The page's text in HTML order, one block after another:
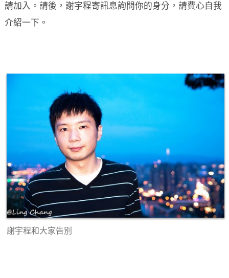
請加入。請後，謝宇程寄訊息詢問你的身分，請費心自我
介紹一下。
謝宇程和大家告別